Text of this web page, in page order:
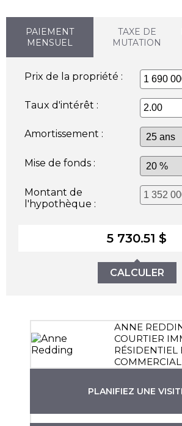
PAIEMENT
MENSUEL
TAXE DE
MUTATION
Prix de la propriété :
Taux d'intérêt :
Amortissement :
Mise de fonds :
Montant de
l'hypothèque :
5 730.51 $
CALCULER
ANNE
COURTIER
RÉSIDENTIEL
COMMERCIAL
PLANIFIEZ UNE